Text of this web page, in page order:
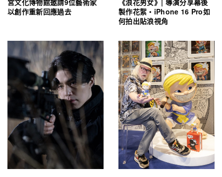
以創作重新回應過去
製作花絮・iPhone 16 Pro如
何拍出貼浪視角